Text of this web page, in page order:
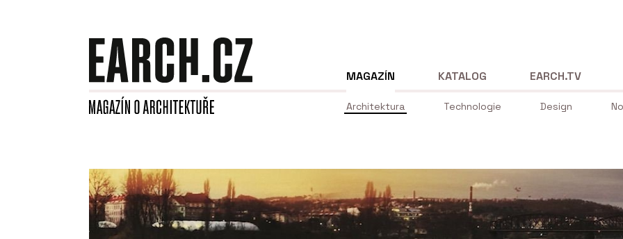
MAGAZÍN
Architektura Technologie Design
KATALOG EARCH.TV